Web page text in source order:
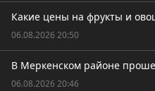
Какие цены на фрукты и
06.08.2026 20:50
В Меркенском районе
06.08.2026 20:46